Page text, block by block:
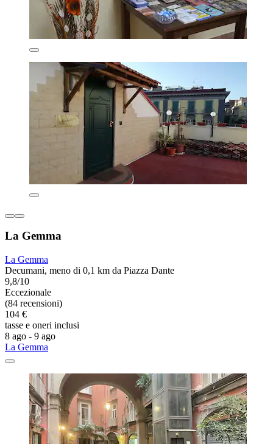
La Gemma
La Gemma
Decumani, meno di 0,1 km da Piazza Dante
9,8/10
Eccezionale
(84 recensioni)
104 €
tasse e oneri inclusi
8 ago - 9 ago
La Gemma